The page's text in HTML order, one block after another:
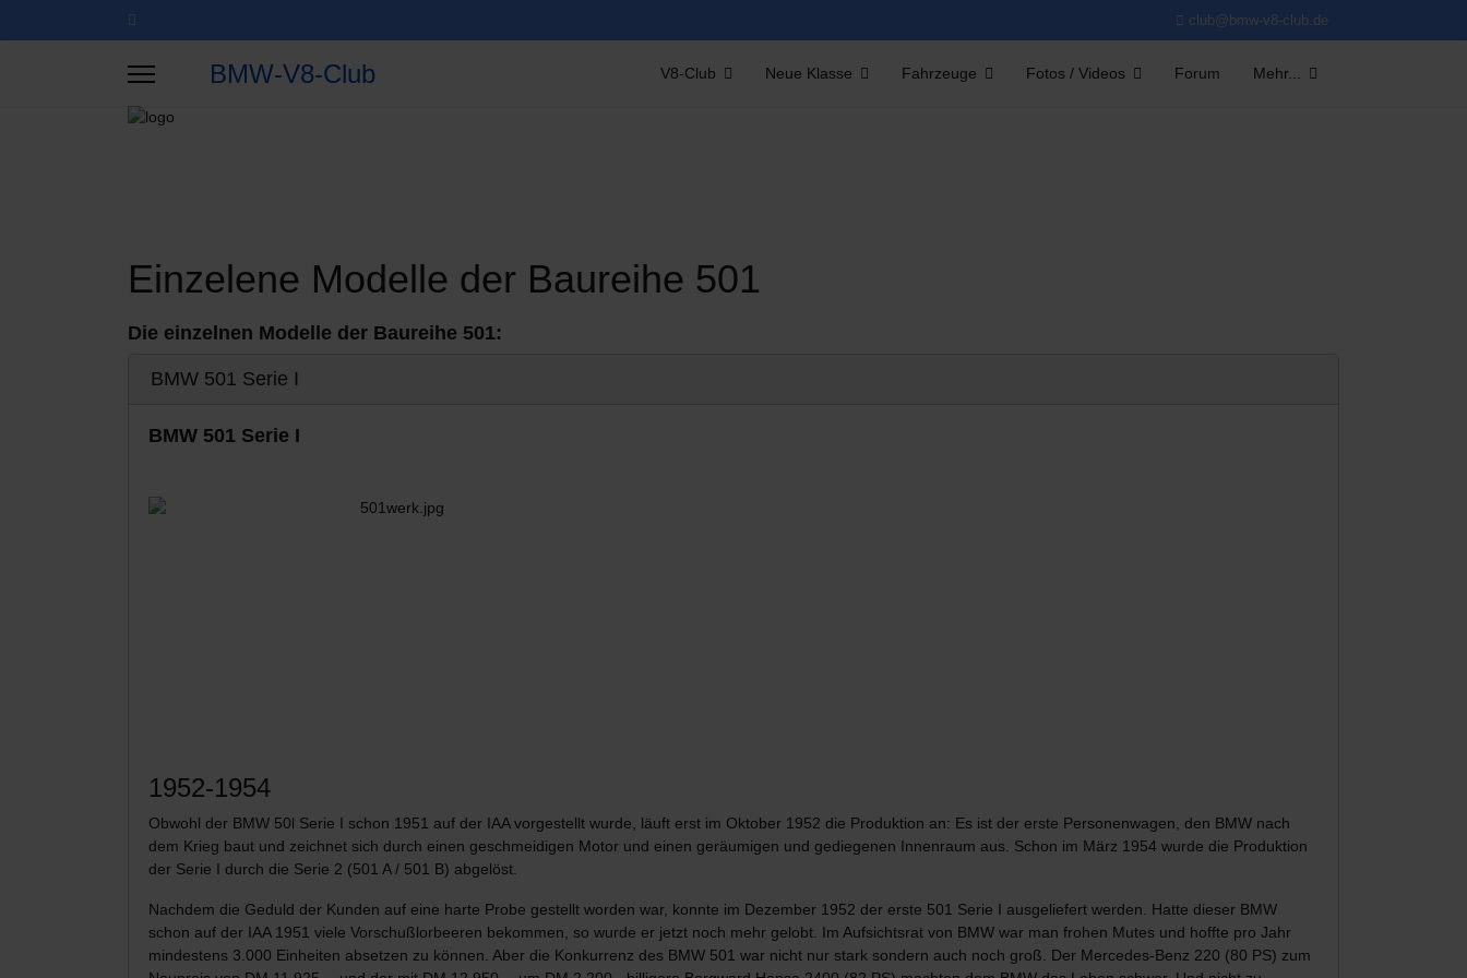
club@bmw-v8-club.de
BMW-V8-Club V8-Club Neue Klasse Fahrzeuge Fotos / Videos Forum Mehr...
Einzelene Modelle der Baureihe 501
Die einzelnen Modelle der Baureihe 501:
BMW 501 Serie I
BMW 501 Serie I
1952-1954
Obwohl der BMW 50l Serie I schon 1951 auf der IAA vorgestellt wurde, läuft erst im Oktober 1952 die Produktion an: Es ist der erste Personenwagen, den BMW nach
dem Krieg baut und zeichnet sich durch einen geschmeidigen Motor und einen geräumigen und gediegenen Innenraum aus. Schon im März 1954 wurde die Produktion
der Serie I durch die Serie 2 (501 A / 501 B) abgelöst.
Nachdem die Geduld der Kunden auf eine harte Probe gestellt worden war, konnte im Dezember 1952 der erste 501 Serie I ausgeliefert werden. Hatte dieser BMW
schon auf der IAA 1951 viele Vorschußlorbeeren bekommen, so wurde er jetzt noch mehr gelobt. Im Aufsichtsrat von BMW war man frohen Mutes und hoffte pro Jahr
mindestens 3.000 Einheiten absetzen zu können. Aber die Konkurrenz des BMW 501 war nicht nur stark sondern auch noch groß. Der Mercedes-Benz 220 (80 PS) zum